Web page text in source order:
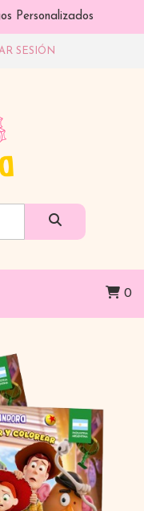
Personalizados
SESIÓN
0